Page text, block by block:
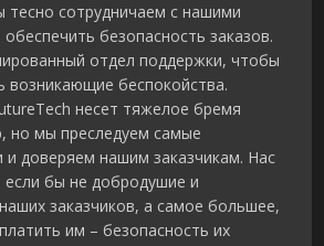
тесно сотрудничаем с нашими
безопасность заказов.
отдел поддержки, чтобы
возникающие беспокойства.
несет тяжелое бремя
но мы преследуем самые
и доверяем нашим заказчикам. Нас
бы не добродушие и
заказчиков, а самое большее,
им – безопасность их